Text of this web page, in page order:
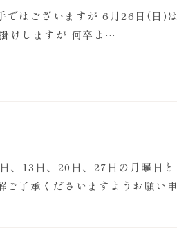
ではございますが 6月26日(日)は
けしますが 何卒よ…
、13日、20日、27日の月曜日と
了承くださいますようお願い申